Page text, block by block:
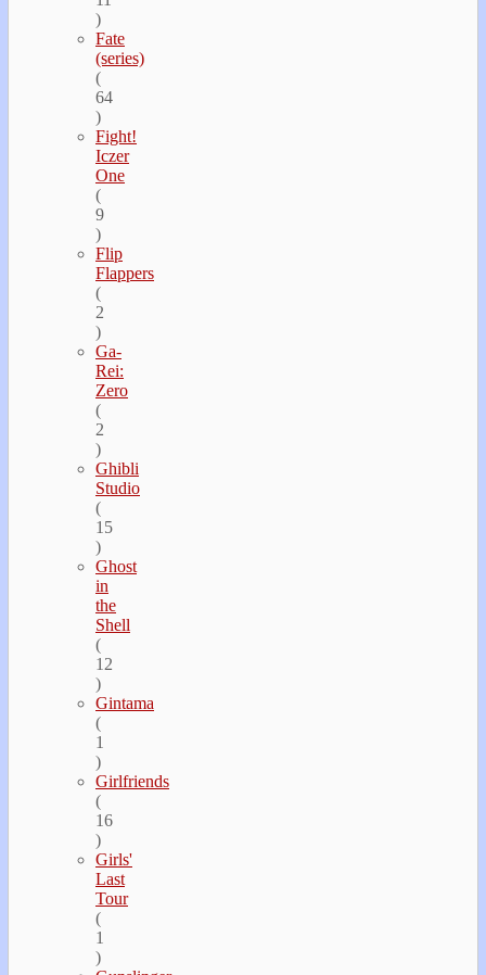
)
Fate
(series)
(
64
)
Fight!
Iczer
One
(
9
)
Flip
Flappers
(
2
)
Ga-
Rei:
Zero
(
2
)
Ghibli
Studio
(
15
)
Ghost
in
the
Shell
(
12
)
Gintama
(
1
)
Girlfriends
(
16
)
Girls'
Last
Tour
(
1
)